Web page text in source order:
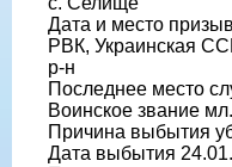
Дата и место
РВК, Украинская
р-н
Последнее место
Воинское звание
Причина выбытия
Дата выбытия